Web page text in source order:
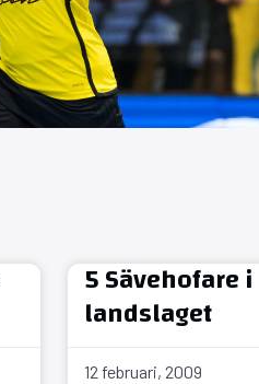
5 Sävehofare i
landslaget
12 februari, 2009